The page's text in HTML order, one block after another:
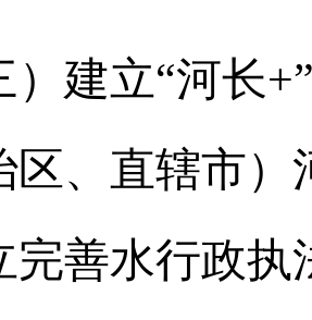
立“河长+”
区、直辖市
完善水行政